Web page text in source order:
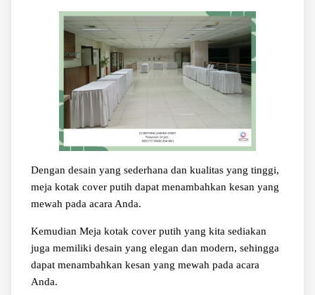
Dengan desain yang sederhana dan kualitas yang tinggi,
meja kotak cover putih dapat menambahkan kesan yang
mewah pada acara Anda.
Kemudian Meja kotak cover putih yang kita sediakan
juga memiliki desain yang elegan dan modern, sehingga
dapat menambahkan kesan yang mewah pada acara
Anda.